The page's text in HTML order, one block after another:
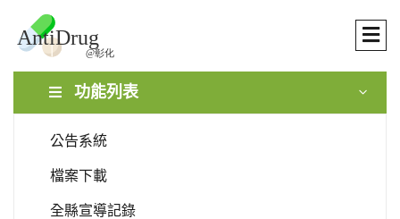
功能列表
公告系統
檔案下載
全縣宣導記錄